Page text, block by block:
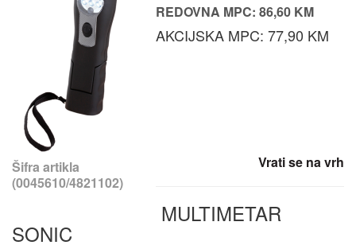
Šifra artikla
(0045610/4821102)
REDOVNA MPC: 86,60 KM
AKCIJSKA MPC: 77,90 KM
Vrati se na vrh
MULTIMETAR
SONIC